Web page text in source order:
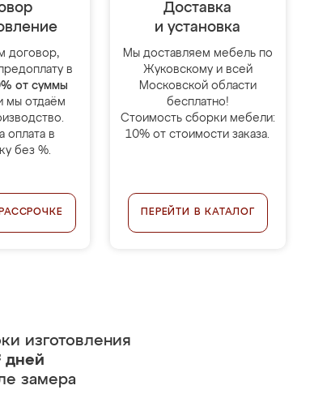
договор,
в
от суммы
мы отдаём
оплата в
без %.
Доставка
и установка
Мы доставляем мебель по
Жуковскому и всей
Московской области
бесплатно!
Стоимость сборки мебели:
10% от стоимости заказа.
ПЕРЕЙТИ В КАТАЛОГ
изготовления
дней
замера